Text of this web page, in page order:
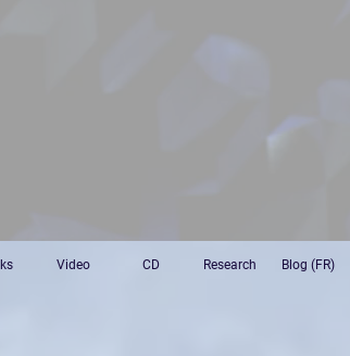
Video CD Research Blog (FR)